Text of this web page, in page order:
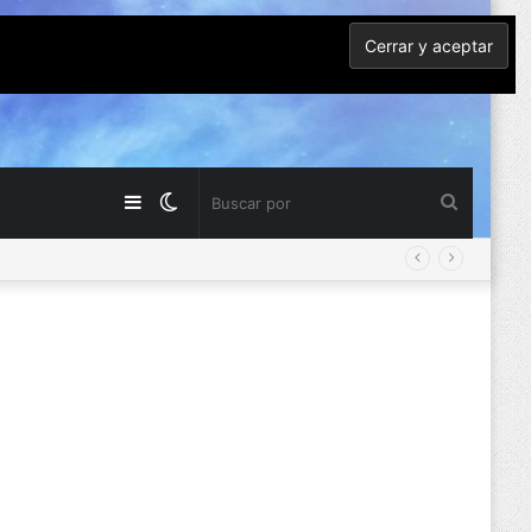
Switch
Barra